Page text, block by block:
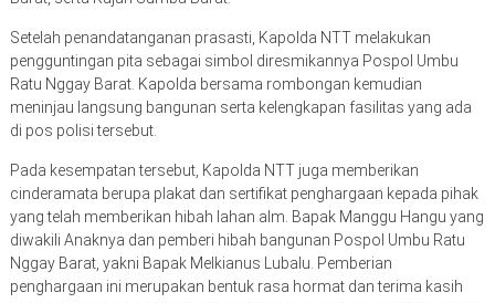
Setelah penandatanganan prasasti, Kapolda NTT melakukan
pengguntingan pita sebagai simbol diresmikannya Pospol Umbu
Ratu Nggay Barat. Kapolda bersama rombongan kemudian
meninjau langsung bangunan serta kelengkapan fasilitas yang ada
di pos polisi tersebut.
Pada kesempatan tersebut, Kapolda NTT juga memberikan
cinderamata berupa plakat dan sertifikat penghargaan kepada pihak
yang telah memberikan hibah lahan alm. Bapak Manggu Hangu yang
diwakili Anaknya dan pemberi hibah bangunan Pospol Umbu Ratu
Nggay Barat, yakni Bapak Melkianus Lubalu. Pemberian
penghargaan ini merupakan bentuk rasa hormat dan terima kasih